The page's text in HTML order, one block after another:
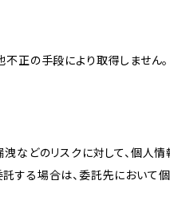
正の手段により取得しません。
などのリスクに対して、個人
する場合は、委託先において